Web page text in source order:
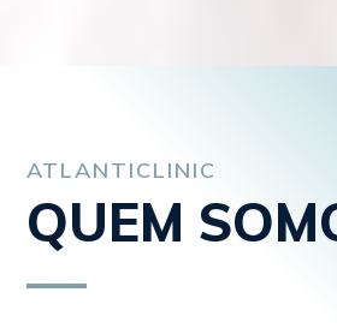
ATLANTICLINIC
QUEM